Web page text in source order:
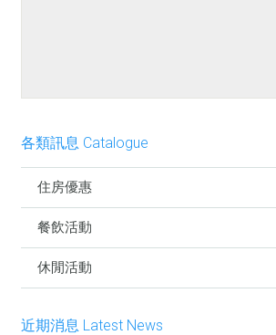
各類訊息 Catalogue
住房優惠
餐飲活動
休閒活動
近期消息 Latest News